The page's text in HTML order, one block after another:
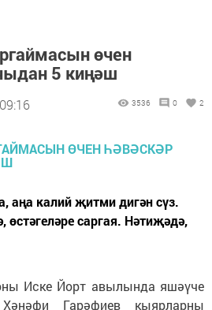
өчен
5 киңәш
3536 0 2
аңа калий җитми дигән сүз.
өстәгеләре саргая. Нәтиҗәдә,
Иске Йорт авылында яшәүче
Гарәфиев кыярларны